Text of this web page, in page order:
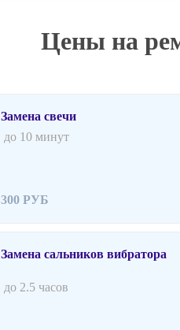
Цены на
Замена свечи
до 10 минут
300 РУБ
Замена сальников вибратора
до 2.5 часов